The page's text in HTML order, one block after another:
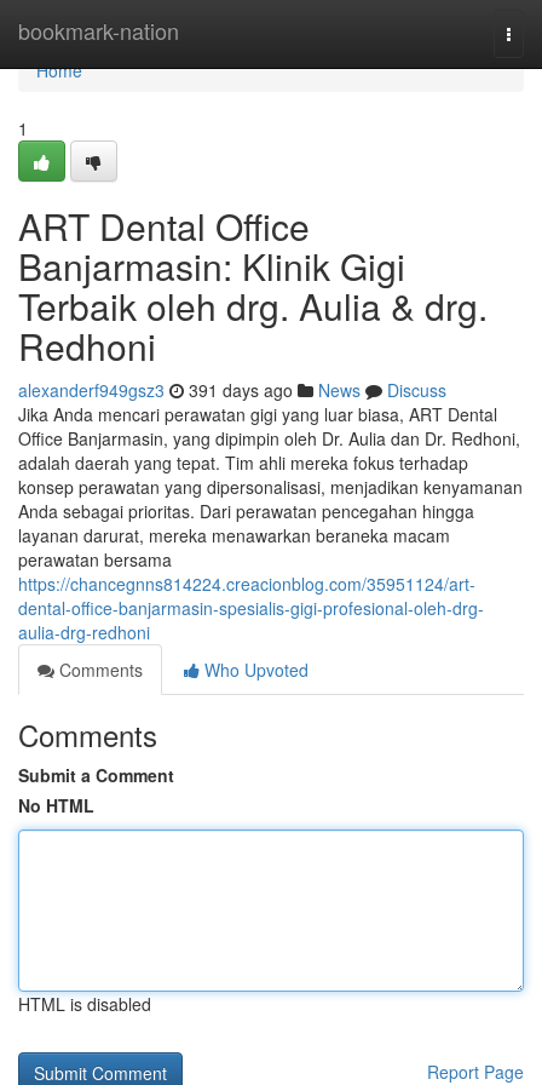
bookmark-nation
Home
Home
1
ART Dental Office
Banjarmasin: Klinik Gigi
Terbaik oleh drg. Aulia & drg.
Redhoni
alexanderf949gsz3 391 days ago News
Discuss
Jika Anda mencari perawatan gigi yang luar biasa, ART Dental
Office Banjarmasin, yang dipimpin oleh Dr. Aulia dan Dr. Redhoni,
adalah daerah yang tepat. Tim ahli mereka fokus terhadap
konsep perawatan yang dipersonalisasi, menjadikan kenyamanan
Anda sebagai prioritas. Dari perawatan pencegahan hingga
layanan darurat, mereka menawarkan beraneka macam
perawatan bersama
https://chancegnns814224.creacionblog.com/35951124/art-
dental-office-banjarmasin-spesialis-gigi-profesional-oleh-drg-
aulia-drg-redhoni
Comments
Who Upvoted
Comments
Submit a Comment
No HTML
HTML is disabled
Report Page